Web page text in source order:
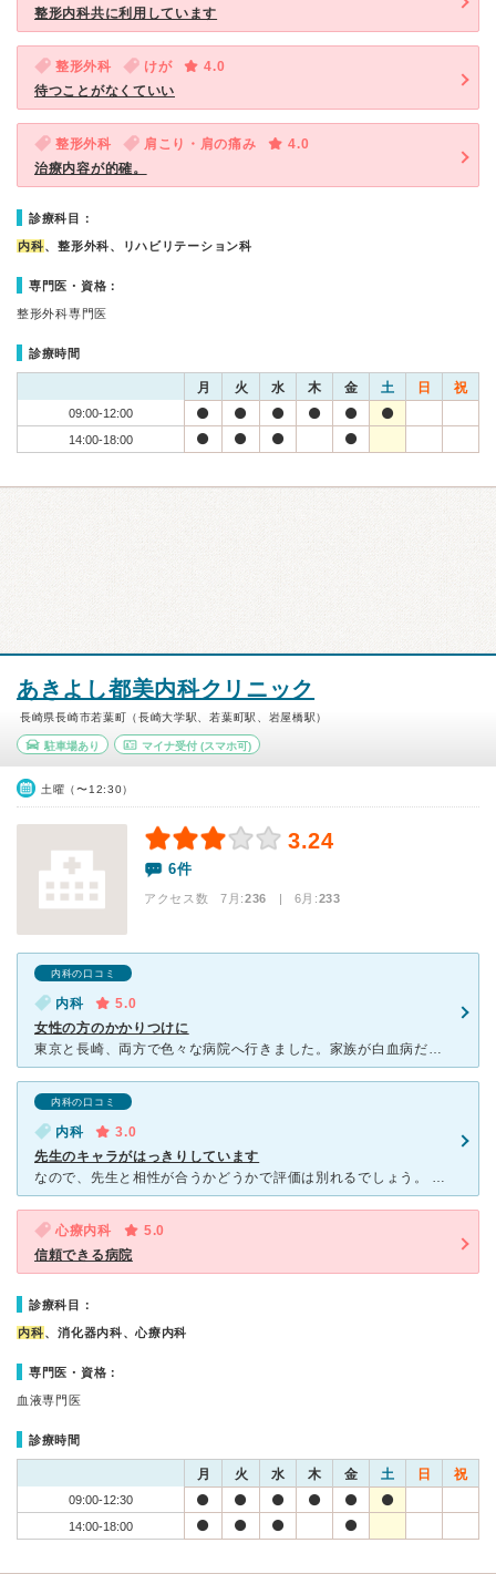
整形内科共に利用しています
整形外科 けが
4.0
待つことがなくていい
整形外科 肩こり・肩の痛み
4.0
治療内容が的確。
診療科目：
内科、整形外科、リハビリテーション科
専門医・資格：
整形外科専門医
診療時間
月 火 水 木 金 土 日 祝
09:00-12:00
14:00-18:00
あきよし都美内科クリニック
長崎県長崎市若葉町（長崎大学駅、若葉町駅、岩屋橋駅）
駐車場あり マイナ受付(スマホ可)
土曜（〜12:30）
3.24
6件
アクセス数 7月:236 | 6月:233
内科の口コミ
内科
5.0
女性の方のかかりつけに
東京と長崎、両方で色々な病院へ行きました。家族が白血病だったので複数の血液内科でお世話にもなりましたね。 血液内科の専門医への印象は、最初から全身の病気を見る人って感じです。副作用など治療中にある箇
内科の口コミ
内科
3.0
先生のキャラがはっきりしています
なので、先生と相性が合うかどうかで評価は別れるでしょう。 はっきりと物を言う、感情を顔に出す(あるいはわかりやすい)、など。こちらで先生の顔色を伺わないといけない雰囲気の時もあります。医師といえど人
心療内科
5.0
信頼できる病院
診療科目：
内科、消化器内科、心療内科
専門医・資格：
血液専門医
診療時間
月 火 水 木 金 土 日 祝
09:00-12:30
14:00-18:00